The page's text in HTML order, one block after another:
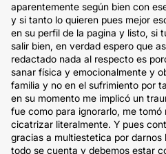
aparentemente según bien con
y si tanto lo quieren pues mejor
en su perfil de la pagina y listo, si
salir bien, en verdad espero que
redactado nada al respecto es
sanar física y emocionalmente y
familia y no en el sufrimiento por
en su momento me implicó un
fue como para ignorarlo, me
cicatrizar literalmente. Y pues
gracias a multiestetica por darnos
todo se cuenta y debemos estar